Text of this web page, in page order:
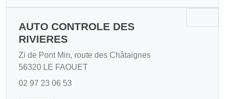
AUTO CONTROLE DES
RIVIERES
Zi de Pont Min, route des Châtaignes
56320 LE FAOUET
02 97 23 06 53